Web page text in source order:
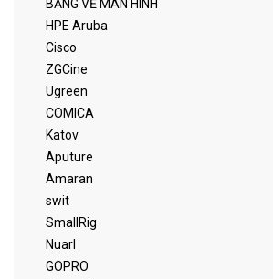
BẢNG VẼ MÀN HÌNH
HPE Aruba
Cisco
ZGCine
Ugreen
COMICA
Katov
Aputure
Amaran
swit
SmallRig
Nuarl
GOPRO